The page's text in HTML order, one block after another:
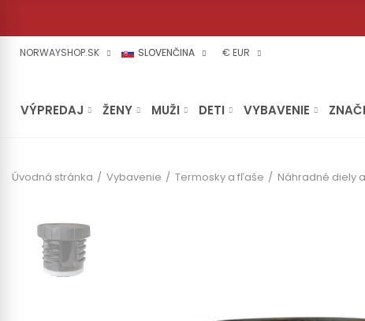
NORWAYSHOP.SK SLOVENČINA € EUR
VÝPREDAJ ŽENY MUŽI DETI VYBAVENIE
Úvodná stránka Vybavenie Termosky a fľaše Náhradné diely